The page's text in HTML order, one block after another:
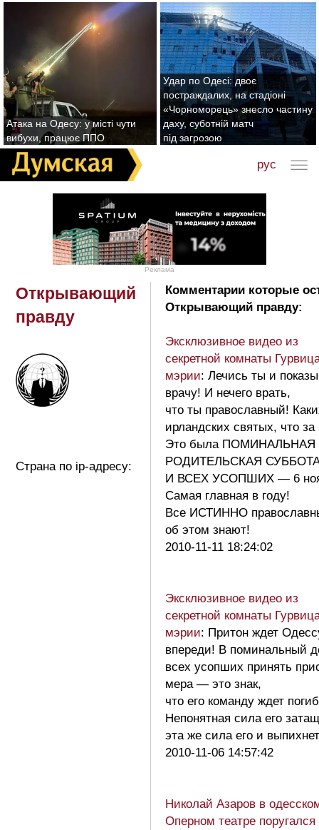
Атака на Одесу: у місті чути
вибухи, працює ППО
Удар по Одесі: двоє
постраждалих, на стадіоні
«Чорноморець» знесло частину
даху, суботній матч
під загрозою
рус
Реклама
Открывающий
правду
Страна по ip-адресу:
Комментарии которые
Открывающий правду:
Эксклюзивное видео из
секретной комнаты
мэрии: Лечись ты и
врачу! И нечего врать,
что ты православный!
ирландских святых, что за
Это была ПОМИНАЛЬНАЯ
РОДИТЕЛЬСКАЯ
И ВСЕХ УСОПШИХ — 6
Самая главная в году!
Все ИСТИННО
об этом знают!
2010-11-11 18:24:02
Эксклюзивное видео из
секретной комнаты
мэрии: Притон ждет
впереди! В поминальный
всех усопших принять
мера — это знак,
что его команду ждет
Непонятная сила его
эта же сила его и
2010-11-06 14:57:42
Николай Азаров в
Оперном театре поругался